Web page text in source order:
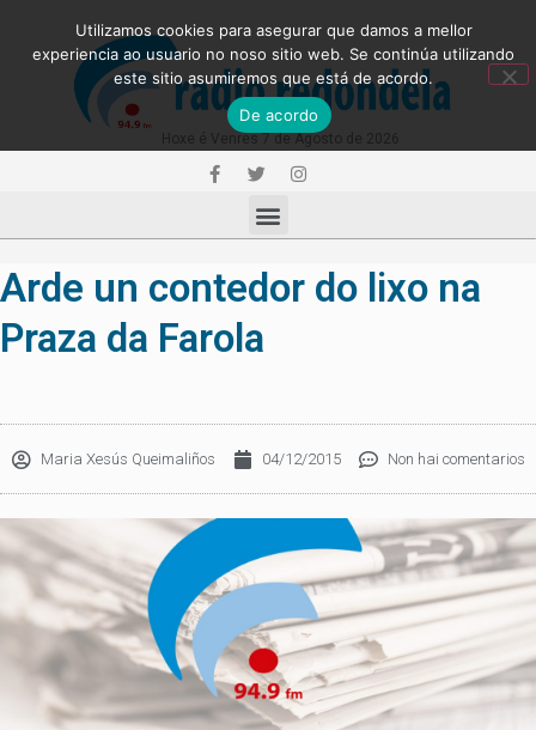
Arde un contedor do lixo na
Praza da Farola
Maria Xesús Queimaliños 04/12/2015 Non hai comentarios
Utilizamos cookies para asegurar que damos a mellor
experiencia ao usuario no noso sitio web. Se continúa utilizando
este sitio asumiremos que está de acordo.
De acordo